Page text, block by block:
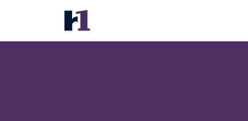
251 Budget Guest House
Precios